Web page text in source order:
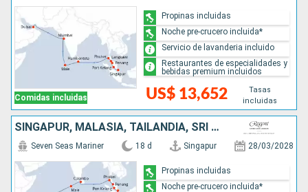
Comidas incluidas US$ 13,652
Tasas
incluidas
Propinas incluidas
Noche pre-crucero incluida*
Servicio de lavanderia incluido
Restaurantes de especialidades y
bebidas premium incluidos
SINGAPUR, MALASIA, TAILANDIA, SRI LANKA, MALDIVAS, SEYCHELLES, MADAGASCAR, MAURICE
Seven Seas Mariner 18 d Singapur 28/03/2028
Propinas incluidas
Noche pre-crucero incluida*